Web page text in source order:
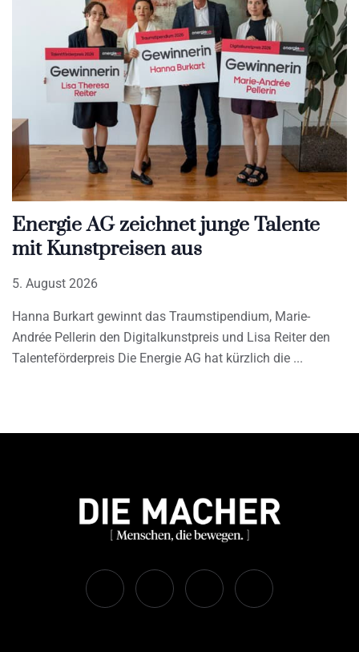
Energie AG zeichnet junge Talente
mit Kunstpreisen aus
5. August 2026
Hanna Burkart gewinnt das Traumstipendium, Marie-
Andrée Pellerin den Digitalkunstpreis und Lisa Reiter den
Talenteförderpreis Die Energie AG hat kürzlich die